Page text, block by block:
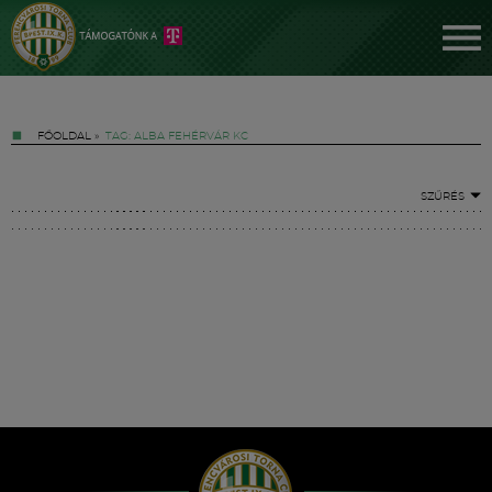
FŐOLDAL » TAG: ALBA FEHÉRVÁR KC
SZŰRÉS
Hírek